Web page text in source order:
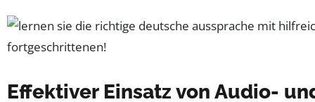
Effektiver Einsatz von Audio-